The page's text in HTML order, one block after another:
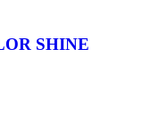
SHINE